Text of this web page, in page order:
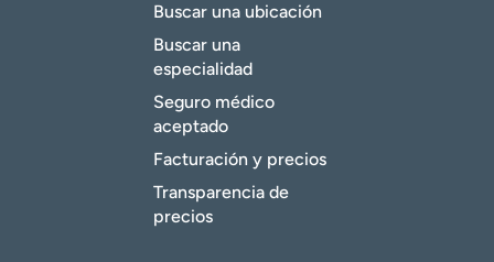
Buscar una ubicación
Buscar una
especialidad
Seguro médico
aceptado
Facturación y precios
Transparencia de
precios